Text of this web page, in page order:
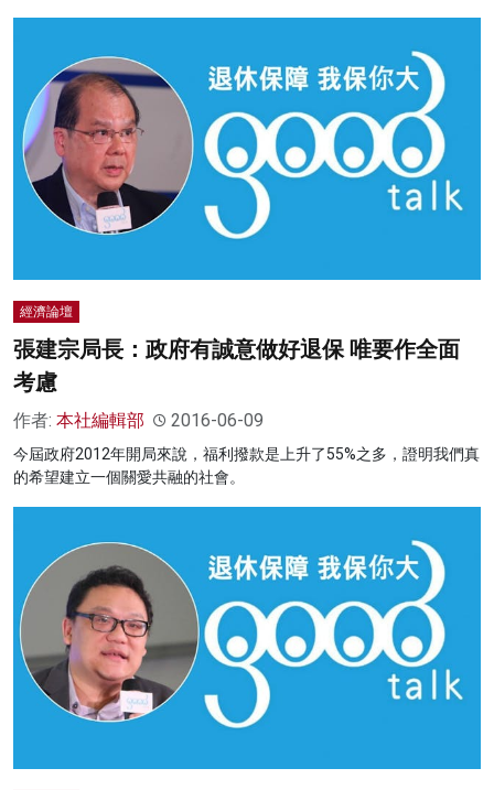
經濟論壇
張建宗局長：政府有誠意做好退保 唯要作全面
考慮
作者: 本社編輯部 2016-06-09
今屆政府2012年開局來說，福利撥款是上升了55%之多，證明我們真
的希望建立一個關愛共融的社會。